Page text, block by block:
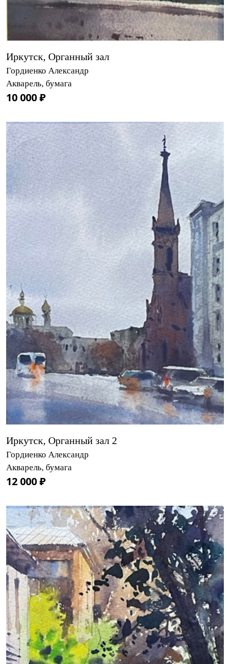
Иркутск, Органный зал
Гордиенко Александр
Акварель, бумага
10 000 ₽
Иркутск, Органный зал 2
Гордиенко Александр
Акварель, бумага
12 000 ₽